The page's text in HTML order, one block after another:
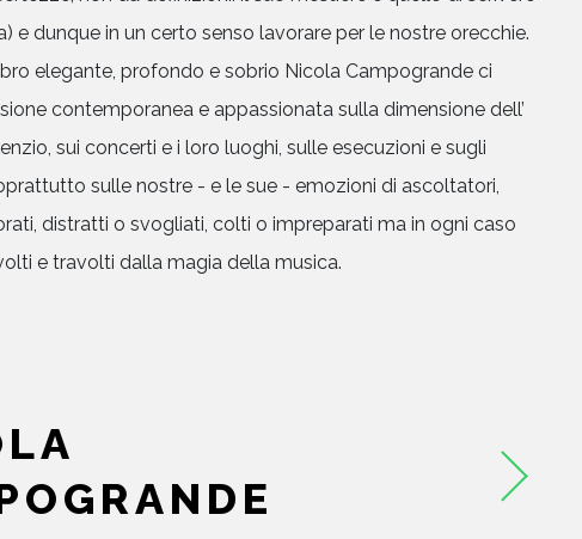
HOME
e dunque in un certo senso lavorare per le nostre orecchie.
elegante, profondo e sobrio Nicola Campogrande ci
contemporanea e appassionata sulla dimensione dell’
sui concerti e i loro luoghi, sulle esecuzioni e sugli
sulle nostre - e le sue - emozioni di ascoltatori,
distratti o svogliati, colti o impreparati ma in ogni caso
e travolti dalla magia della musica.